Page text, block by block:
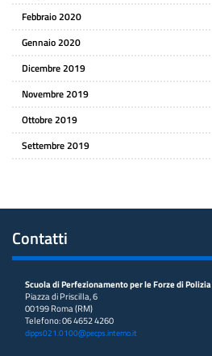
Febbraio 2020
Gennaio 2020
Dicembre 2019
Novembre 2019
Ottobre 2019
Settembre 2019
Contatti
Scuola di Perfezionamento per le Forze di Polizia
Piazza di Priscilla, 6
00199 Roma (RM)
Telefono: 06 4652 4260
dipps021.0100@pecps.interno.it